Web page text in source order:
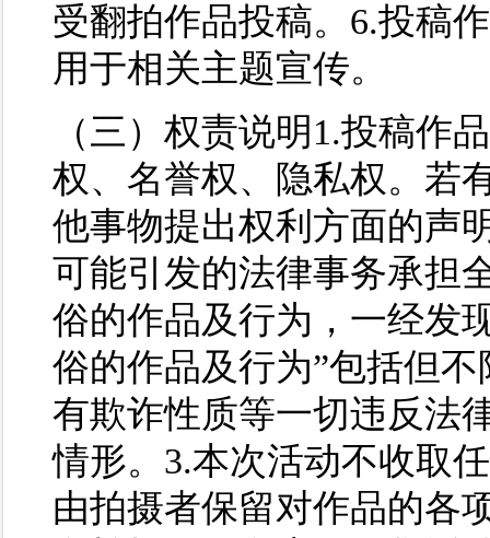
受翻拍作品投稿。6.投稿
用于相关主题宣传。
（三）权责说明1.投稿作
权、名誉权、隐私权。若
他事物提出权利方面的声
可能引发的法律事务承担
俗的作品及行为，一经发
俗的作品及行为”包括但
有欺诈性质等一切违反法
情形。3.本次活动不收取
由拍摄者保留对作品的各